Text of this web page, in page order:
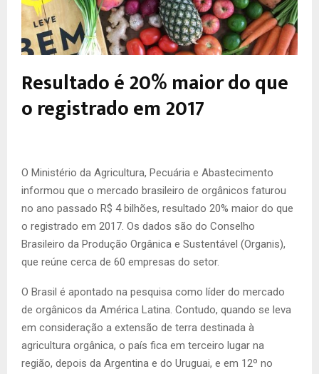
Resultado é 20% maior do que
o registrado em 2017
O Ministério da Agricultura, Pecuária e Abastecimento
informou que o mercado brasileiro de orgânicos faturou
no ano passado R$ 4 bilhões, resultado 20% maior do que
o registrado em 2017. Os dados são do Conselho
Brasileiro da Produção Orgânica e Sustentável (Organis),
que reúne cerca de 60 empresas do setor.
O Brasil é apontado na pesquisa como líder do mercado
de orgânicos da América Latina. Contudo, quando se leva
em consideração a extensão de terra destinada à
agricultura orgânica, o país fica em terceiro lugar na
região, depois da Argentina e do Uruguai, e em 12º no